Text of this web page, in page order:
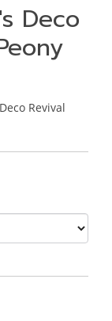
Deco
Revival